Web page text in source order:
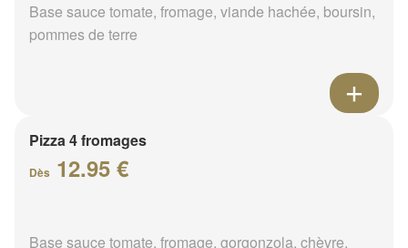
Base sauce tomate, fromage, viande hachée, boursin,
pommes de terre
Pizza 4 fromages
Dès 12.95 €
Base sauce tomate, fromage, gorgonzola, chèvre,